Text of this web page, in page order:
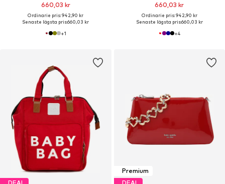
660,03 kr
Ordinarie pris: 942,90 kr
Senaste lägsta pris:660,03 kr
+1
660,03 kr
Ordinarie pris: 942,90 kr
Senaste lägsta pris:660,03 kr
+4
Premium